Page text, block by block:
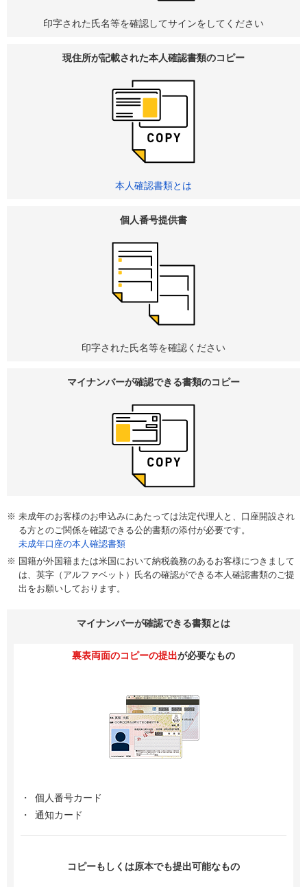
印字された氏名等を確認してサインをしてください
現住所が記載された本人確認書類のコピー
本人確認書類とは
個人番号提供書
印字された氏名等を確認ください
マイナンバーが確認できる書類のコピー
未成年のお客様のお申込みにあたっては法定代理人と、口座開設され
る方とのご関係を確認できる公的書類の添付が必要です。
未成年口座の本人確認書類
国籍が外国籍または米国において納税義務のあるお客様につきまして
は、英字（アルファベット）氏名の確認ができる本人確認書類のご提
出をお願いしております。
マイナンバーが確認できる書類とは
裏表両面のコピーの提出が必要なもの
個人番号カード
通知カード
コピーもしくは原本でも提出可能なもの